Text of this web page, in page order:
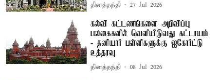
தினத்தந்தி 27 Jul 2026
கல்வி கட்டணங்களை அறிவிப்பு
பலகைகளில் வெளியிடுவது கட்டாயம்
- தனியார் பள்ளிகளுக்கு ஐகோர்ட்டு
உத்தரவு
தினத்தந்தி 08 Jul 2026